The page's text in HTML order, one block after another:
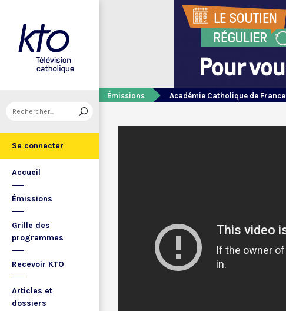
Se connecter
Accueil
Émissions
Grille des
programmes
Recevoir KTO
Articles et
dossiers
Émissions Académie Catholique de France